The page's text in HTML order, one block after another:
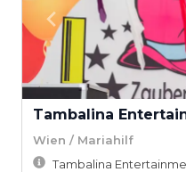
Tambalina
Wien / Mariahilf
Tambalina